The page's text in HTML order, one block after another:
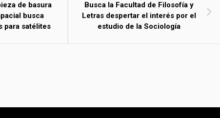
Busca la Facultad de Filosofía y
Letras despertar el interés por el
estudio de la Sociología
de basura
busca
para satélites